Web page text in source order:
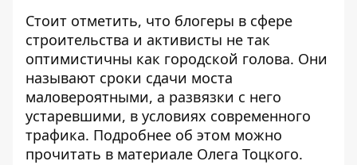
Стоит отметить, что блогеры в сфере
строительства и активисты не так
оптимистичны как городской голова. Они
называют сроки сдачи моста
маловероятными, а развязки с него
устаревшими, в условиях современного
трафика. Подробнее об этом можно
прочитать в материале Олега Тоцкого.